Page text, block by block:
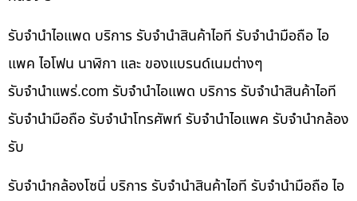
รับจำนำไอแพด บริการ รับจำนำสินค้าไอที รับจำนำมือถือ ไอ
แพค ไอโฟน นาฬิกา และ ของแบรนด์เนมต่างๆ
รับจํานําแพร่.com รับจำนำไอแพด บริการ รับจำนำสินค้าไอที
รับจำนำมือถือ รับจำนำโทรศัพท์ รับจำนำไอแพค รับจำนำกล้อง
รับ
รับจำนำกล้องโซนี่ บริการ รับจำนำสินค้าไอที รับจำนำมือถือ ไอ